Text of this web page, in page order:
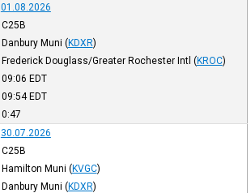
01.08.2026
C25B
Danbury Muni (KDXR)
Frederick Douglass/Greater Rochester Intl (KROC)
09:06 EDT
09:54EDT
0:47
30.07.2026
C25B
Hamilton Muni (KVGC)
Danbury Muni (KDXR)